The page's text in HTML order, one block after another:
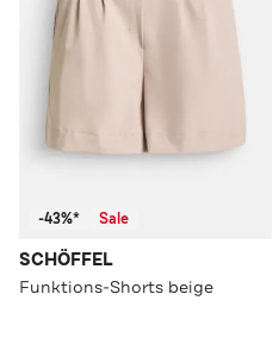
-43%* Sale
SCHÖFFEL
Funktions-Shorts beige